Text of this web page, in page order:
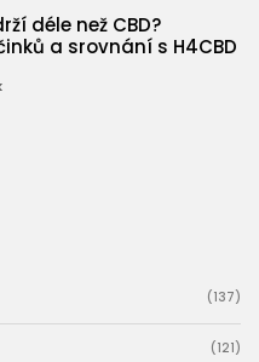
déle než CBD?
a srovnání s H4CBD
(137)
(121)